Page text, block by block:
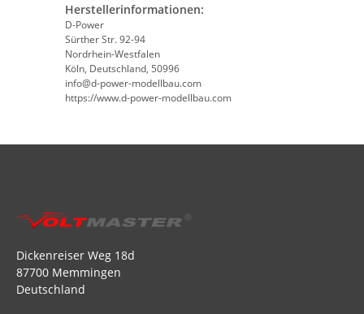
Herstellerinformationen:
D-Power
Sürther Str. 92-94
Nordrhein-Westfalen
Köln, Deutschland, 50996
info@d-power-modellbau.com
https://www.d-power-modellbau.com
Dickenreiser Weg 18d
87700 Memmingen
Deutschland